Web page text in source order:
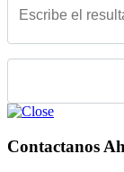
Please leave this
Contactanos